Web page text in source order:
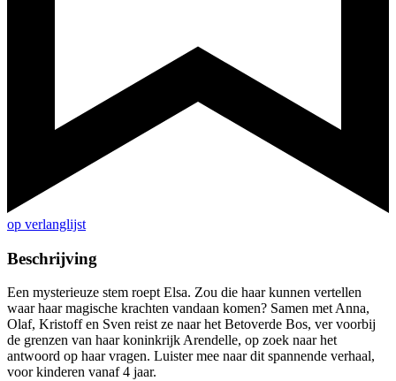
op verlanglijst
Beschrijving
Een mysterieuze stem roept Elsa. Zou die haar kunnen vertellen
waar haar magische krachten vandaan komen? Samen met Anna,
Olaf, Kristoff en Sven reist ze naar het Betoverde Bos, ver voorbij
de grenzen van haar koninkrijk Arendelle, op zoek naar het
antwoord op haar vragen. Luister mee naar dit spannende verhaal,
voor kinderen vanaf 4 jaar.